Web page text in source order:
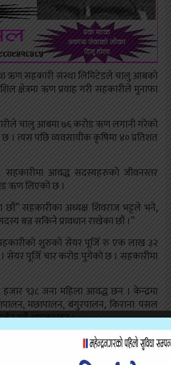
ऋण सहकारी संस्था लिमिटेडले चालु आबको
क्षेत्रमा ऋण प्रवाह गरी सहकारीले मुनाफा
चालु आबमा ७६ करोड ऋण लगानी गरेको
। त्यस पछि व्यवसायीक कृषिमा ४० प्रतिशत
आवद्ध सदस्यहरुको जीवनस्तर
ऋण लिएको छ ।
सहकारीका अध्यक्ष शिवराज भट्टले भने,
बन्न सकिने प्रावधान राखेका छौं ।”
शुरुको सेयर पूजिँ रु एक लाख ३२
सेयर पूजिँ चार करोड पुगेको छ । सहकारीमा
९३८ जना महिला आवद्ध छन । केन्द्रमा
मछापालन, बंगुरपालन, किराना पसल
गर्दै आएका छन् ।
सहकारीका कार्यकारी प्रवन्ध निर्देशक
विना धितो उपलव्ध गराईन्छ । ४० लाख